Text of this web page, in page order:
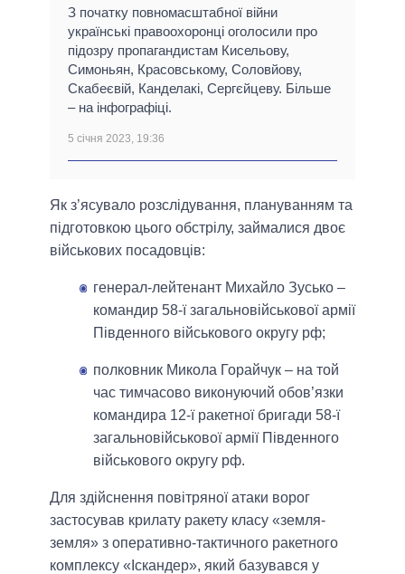
З початку повномасштабної війни
українські правоохоронці оголосили про
підозру пропагандистам Кисельову,
Симоньян, Красовському, Соловйову,
Скабеєвій, Канделакі, Сергєйцеву. Більше
– на інфографіці.
5 січня 2023, 19:36
Як з’ясувало розслідування, плануванням та
підготовкою цього обстрілу, займалися двоє
військових посадовців:
генерал-лейтенант Михайло Зусько –
командир 58-ї загальновійськової армії
Південного військового округу рф;
полковник Микола Горайчук – на той
час тимчасово виконуючий обов’язки
командира 12-ї ракетної бригади 58-ї
загальновійськової армії Південного
військового округу рф.
Для здійснення повітряної атаки ворог
застосував крилату ракету класу «земля-
земля» з оперативно-тактичного ракетного
комплексу «Іскандер», який базувався у